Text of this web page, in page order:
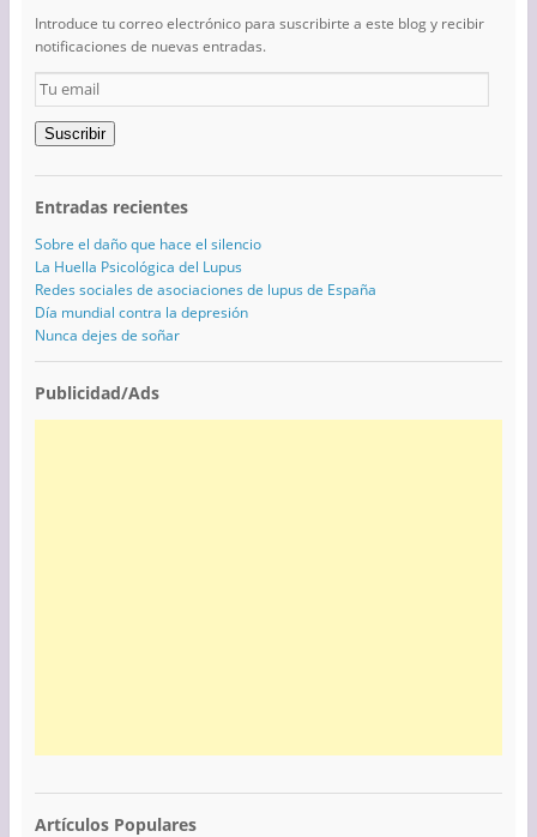
Introduce tu correo electrónico para suscribirte a este blog y recibir
notificaciones de nuevas entradas.
Tu
email
Suscribir
Entradas recientes
Sobre el daño que hace el silencio
La Huella Psicológica del Lupus
Redes sociales de asociaciones de lupus de España
Día mundial contra la depresión
Nunca dejes de soñar
Publicidad/Ads
Artículos Populares